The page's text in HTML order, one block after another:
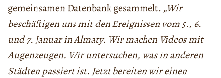
gemeinsamen Datenbank gesammelt. „Wir
beschäftigen uns mit den Ereignissen vom 5., 6.
und 7. Januar in Almaty. Wir machen Videos mit
Augenzeugen. Wir untersuchen, was in anderen
Städten passiert ist. Jetzt bereiten wir einen